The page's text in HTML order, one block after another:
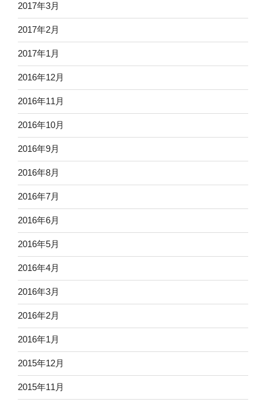
2017年3月
2017年2月
2017年1月
2016年12月
2016年11月
2016年10月
2016年9月
2016年8月
2016年7月
2016年6月
2016年5月
2016年4月
2016年3月
2016年2月
2016年1月
2015年12月
2015年11月